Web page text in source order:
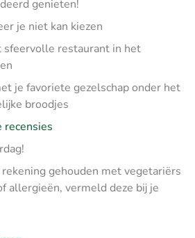
genieten!
je niet kan kiezen
sfeervolle restaurant in het
je favoriete gezelschap onder het
broodjes
recensies
gehouden met vegetariërs
allergieën, vermeld deze bij je